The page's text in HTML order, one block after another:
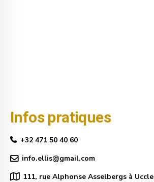
Infos pratiques
+32 471 50 40 60
info.ellis@gmail.com
111, rue Alphonse Asselbergs à Uccle